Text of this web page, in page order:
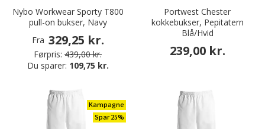
Nybo Workwear Sporty T800
pull-on bukser, Navy
Fra 329,25 kr.
Førpris: 439,00 kr.
Du sparer: 109,75 kr.
Portwest Chester
kokkebukser, Pepitatern
Blå/Hvid
239,00 kr.
Kampagne
Spar 25%